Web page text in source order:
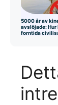
5000 år av
avslöjade: Hur
forntida